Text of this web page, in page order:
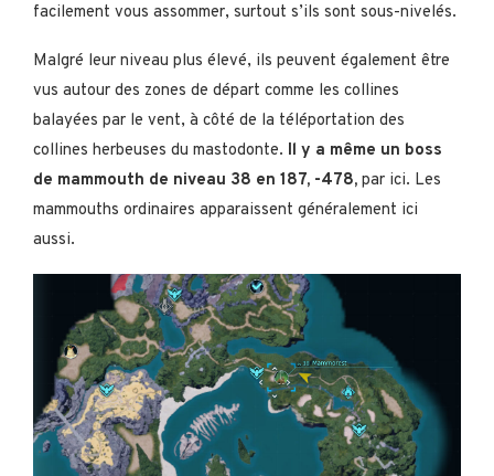
facilement vous assommer, surtout s’ils sont sous-nivelés.
Malgré leur niveau plus élevé, ils peuvent également être
vus autour des zones de départ comme les collines
balayées par le vent, à côté de la téléportation des
collines herbeuses du mastodonte. Il y a même un boss
de mammouth de niveau 38 en 187, -478, par ici. Les
mammouths ordinaires apparaissent généralement ici
aussi.